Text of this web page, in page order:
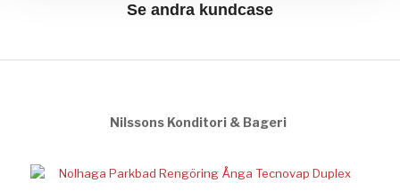
Se andra kundcase
Nilssons Konditori & Bageri